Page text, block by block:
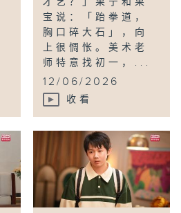
宝说：「跆拳道，
胸口碎大石」，向
上很惆怅。美术老
师特意找初一，...
12/06/2026
收看